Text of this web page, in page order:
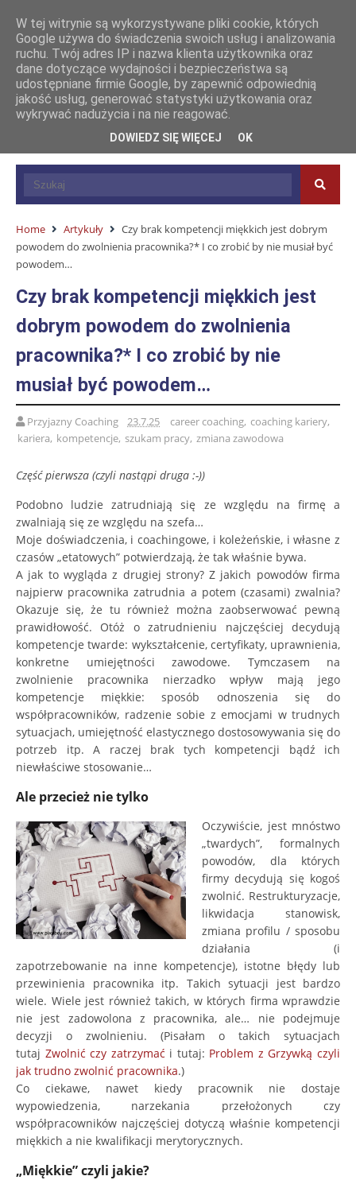
Home Artykuły
Czy brak kompetencji miękkich jest dobrym
powodem do zwolnienia pracownika?* I co zrobić by nie musiał być
powodem…
Czy brak kompetencji miękkich jest
dobrym powodem do zwolnienia
pracownika?* I co zrobić by nie
musiał być powodem…
Przyjazny Coaching 23.7.25 career coaching, coaching kariery,
kariera, kompetencje, szukam pracy, zmiana zawodowa
Część pierwsza (czyli nastąpi druga :-))
Podobno ludzie zatrudniają się ze względu na firmę a
zwalniają się ze względu na szefa…
Moje doświadczenia, i coachingowe, i koleżeńskie, i własne z
czasów „etatowych” potwierdzają, że tak właśnie bywa.
A jak to wygląda z drugiej strony? Z jakich powodów firma
najpierw pracownika zatrudnia a potem (czasami) zwalnia?
Okazuje się, że tu również można zaobserwować pewną
prawidłowość. Otóż o zatrudnieniu najczęściej decydują
kompetencje twarde: wykształcenie, certyfikaty, uprawnienia,
konkretne umiejętności zawodowe. Tymczasem na
zwolnienie pracownika nierzadko wpływ mają jego
kompetencje miękkie: sposób odnoszenia się do
współpracowników, radzenie sobie z emocjami w trudnych
sytuacjach, umiejętność elastycznego dostosowywania się do
potrzeb itp. A raczej brak tych kompetencji bądź ich
niewłaściwe stosowanie…
Ale przecież nie tylko
Oczywiście, jest mnóstwo
„twardych”, formalnych
powodów, dla których
firmy decydują się kogoś
zwolnić. Restrukturyzacje,
likwidacja stanowisk,
zmiana profilu / sposobu
działania (i
zapotrzebowanie na inne kompetencje), istotne błędy lub
przewinienia pracownika itp. Takich sytuacji jest bardzo
wiele. Wiele jest również takich, w których firma wprawdzie
nie jest zadowolona z pracownika, ale… nie podejmuje
decyzji o zwolnieniu. (Pisałam o takich sytuacjach
tutaj Zwolnić czy zatrzymać i tutaj: Problem z Grzywką czyli
jak trudno zwolnić pracownika.)
Co ciekawe, nawet kiedy pracownik nie dostaje
wypowiedzenia, narzekania przełożonych czy
współpracowników najczęściej dotyczą właśnie kompetencji
miękkich a nie kwalifikacji merytorycznych.
„Miękkie” czyli jakie?
W tej witrynie są wykorzystywane pliki cookie, których
Google używa do świadczenia swoich usług i analizowania
ruchu. Twój adres IP i nazwa klienta użytkownika oraz
dane dotyczące wydajności i bezpieczeństwa są
udostępniane firmie Google, by zapewnić odpowiednią
jakość usług, generować statystyki użytkowania oraz
wykrywać nadużycia i na nie reagować.
DOWIEDZ SIĘ WIĘCEJ OK